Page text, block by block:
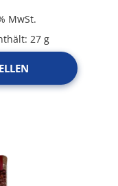
MwSt.
27g